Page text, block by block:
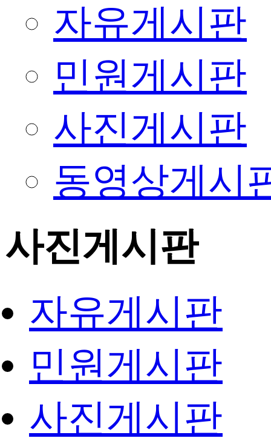
자유게시판
민원게시판
사진게시판
동영상게시
사진게시판
자유게시판
민원게시판
사진게시판